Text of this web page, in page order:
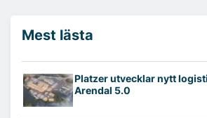
Mest lästa
Platzer utvecklar nytt
Arendal 5.0